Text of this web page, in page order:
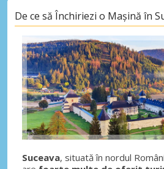
De ce să Închiriezi o Mașină în
Suceava, situată în nordul